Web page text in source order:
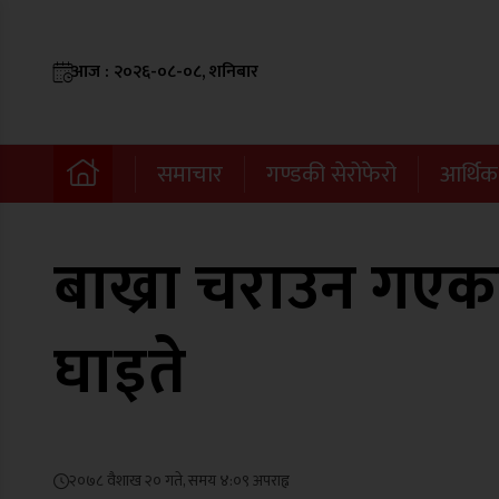
आज : २०२६-०८-०८, शनिबार
समाचार गण्डकी सेरोफेरो आर्थिक
बाख्रा चराउन
घाइते
२०७८ वैशाख २० गते, समय ४:०९ अपराह्न